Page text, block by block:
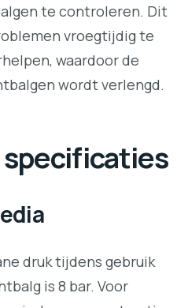
te controleren. Dit
vroegtijdig te
waardoor de
wordt verlengd.
druk tijdens gebruik
is 8 bar. Voor